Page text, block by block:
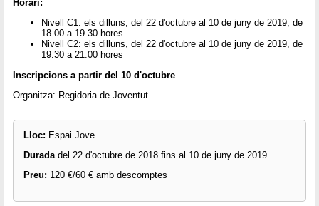
Horari:
Nivell C1: els dilluns, del 22 d'octubre al 10 de juny de 2019, de
18.00 a 19.30 hores
Nivell C2: els dilluns, del 22 d'octubre al 10 de juny de 2019, de
19.30 a 21.00 hores
Inscripcions a partir del 10 d'octubre
Organitza: Regidoria de Joventut
Lloc: Espai Jove
Durada del 22 d'octubre de 2018 fins al 10 de juny de 2019.
Preu: 120 €/60 € amb descomptes